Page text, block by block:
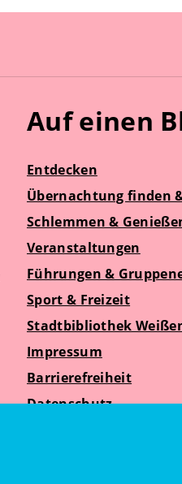
Auf einen
Entdecken
Übernachtung finden
Schlemmen &
Veranstaltungen
Führungen &
Sport & Freizeit
Stadtbibliothek
Impressum
Barrierefreiheit
Datenschutz